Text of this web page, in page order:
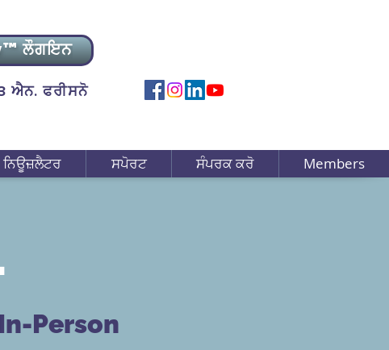
ਲੌਗਇਨ
ਐਨ. ਫਰੀਸਨੋ
ਨਿਊਜ਼ਲੈਟਰ ਸਪੋਰਟ ਸੰਪਰਕ ਕਰੋ Members
Person